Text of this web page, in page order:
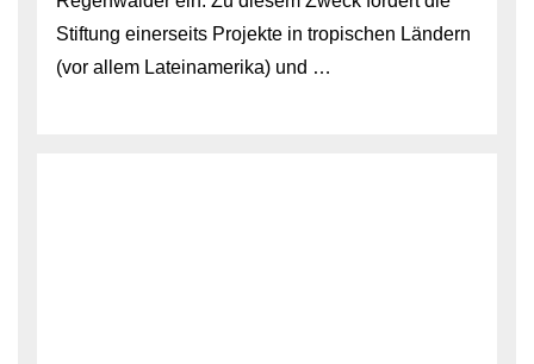
Stiftung einerseits Projekte in tropischen Ländern
(vor allem Lateinamerika) und …